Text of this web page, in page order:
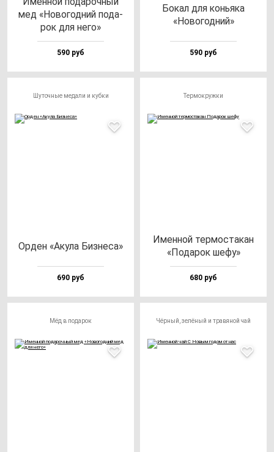
мед «Ново­год­ний по­да­
рок для не­го»
590 руб
Бокал для конь­яка
«Ново­год­ний»
590 руб
Шуточные медали и кубки
Орден «Аку­ла Биз­не­са»
690 руб
Термокружки
Имен­ной тер­мос­та­кан
«Пода­рок ше­фу»
680 руб
Мёд в подарок Чёрный, зелёный и травяной чай